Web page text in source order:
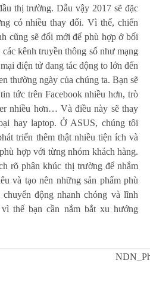
thị trường. Dẫu vậy 2017 sẽ đặc
có nhiều thay đổi. Vì thế, chiến
cũng sẽ đổi mới để phù hợp ở bối
kênh truyền thông số như mạng
điện tử đang tác động to lớn đến
thường ngày của chúng ta. Bạn sẽ
tức trên Facebook nhiều hơn, trò
nhiều hơn… Và điều này sẽ thay
hay laptop. Ở ASUS, chúng tôi
triển thêm thật nhiều tiện ích và
hợp với từng nhóm khách hàng.
rõ phân khúc thị trường để nhắm
và tạo nên những sản phẩm phù
động nhanh chóng và lĩnh
thế bạn cần nắm bắt xu hướng